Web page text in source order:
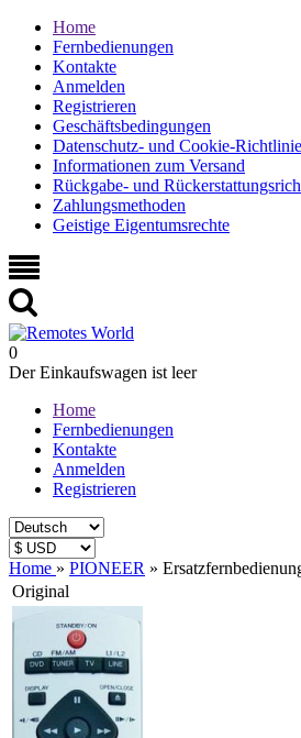
Home
Fernbedienungen
Kontakte
Anmelden
Registrieren
Geschäftsbedingungen
Datenschutz- und Cookie-Richtlinie
Informationen zum Versand
Rückgabe- und
Zahlungsmethoden
Geistige Eigentumsrechte
0
Der Einkaufswagen ist leer
Home
Fernbedienungen
Kontakte
Anmelden
Registrieren
Home » PIONEER »
Original